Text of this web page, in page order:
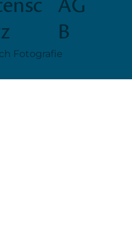
B
Fotografie